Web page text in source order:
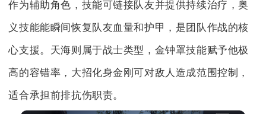
作为辅助角色，技能可链接队友并提供持续治疗，奥
义技能能瞬间恢复队友血量和护甲，是团队作战的核
心支援。天海则属于战士类型，金钟罩技能赋予他极
高的容错率，大招化身金刚可对敌人造成范围控制，
适合承担前排抗伤职责。